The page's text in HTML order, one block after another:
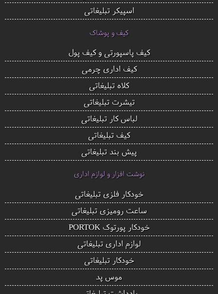
اسپیکر تبلیغاتی
کیف و پوشاک
کیف پاسپورتی و کیف پول
کیف اداری چرمی
کلاه تبلیغاتی
تیشرت تبلیغاتی
لباس کار تبلیغاتی
کیف تبلیغاتی
پیش بند تبلیغاتی
نوشت افزار و لوازم اداری
خودکار فلزی تبلیغاتی
ساعت رومیزی تبلیغاتی
خودکار پورتوک PORTOK
لوازم اداری تبلیغاتی
خودکار تبلیغاتی
موس پد